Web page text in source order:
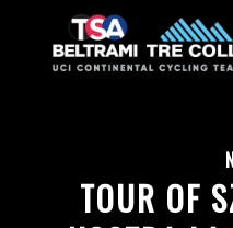
TOUR OF